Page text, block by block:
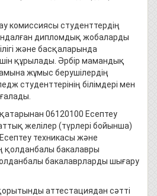
комиссиясы студенттердің
дипломдық жобаларды
және басқаларында
құрылады. Әрбір мамандық
жұмыс берушілердің
студенттерінің білімдері мен
06120100 Есептеу
желілер (түрлері бойынша)
Есептеу техникасы және
қолданбалы бакалавры
бакалаврларды шығару
аттестациядан сәтті